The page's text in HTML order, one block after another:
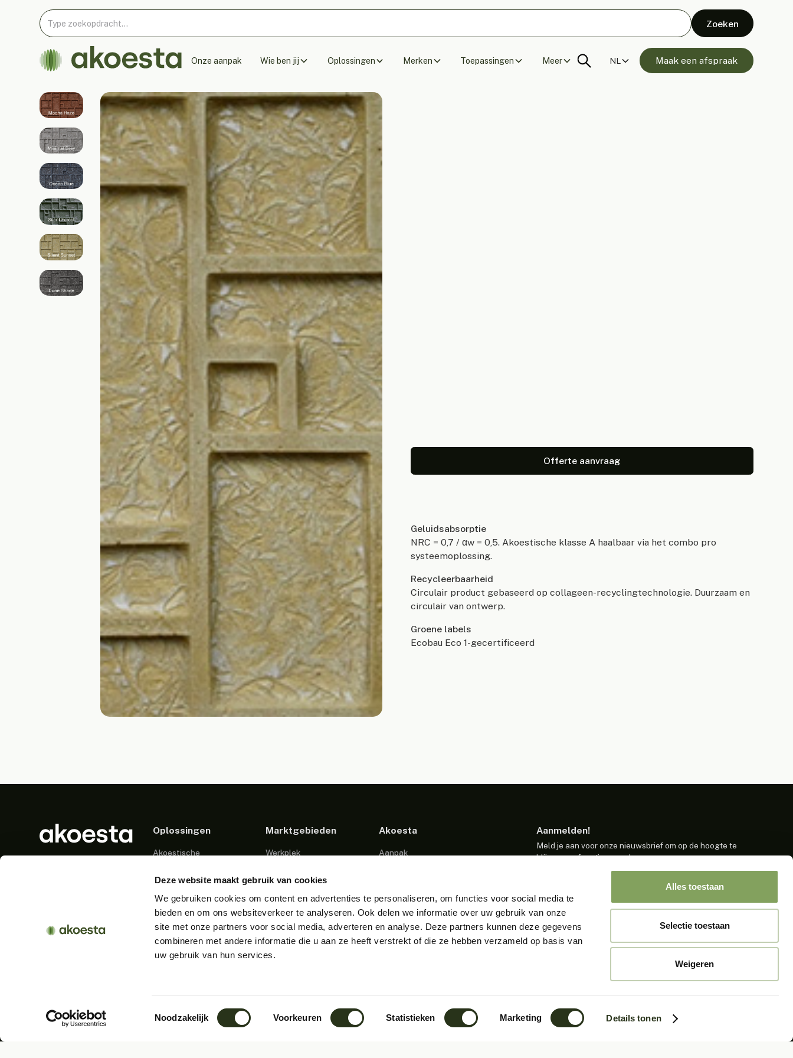
Deze website maakt gebruik van cookies
We gebruiken cookies om content en advertenties te personaliseren, om functies voor social media te
bieden en om ons websiteverkeer te analyseren. Ook delen we informatie over uw gebruik van onze
site met onze partners voor social media, adverteren en analyse. Deze partners kunnen deze gegevens
combineren met andere informatie die u aan ze heeft verstrekt of die ze hebben verzameld op basis van
uw gebruik van hun services.
Toestemmingsselectie
Noodzakelijk Voorkeuren Statistieken Marketing Details tonen
Alles toestaan
Selectie toestaan
Weigeren
Onze aanpak Wie ben jij Oplossingen Merken Toepassingen Meer NL Maak een afspraak
Offerte aanvraag
Geluidsabsorptie
NRC = 0,7 / αw = 0,5. Akoestische klasse A haalbaar via het combo pro
systeemoplossing.
Recycleerbaarheid
Circulair product gebaseerd op collageen-recyclingtechnologie. Duurzaam en
circulair van ontwerp.
Groene labels
Ecobau Eco 1-gecertificeerd
Oplossingen
Akoestische
Akoestische
Plafondpanelen
Akoestisch
Bureaupaneel
Akoestische
Scheidingswanden
Akoestisch Meubilair
Marktgebieden
Werkplek
Sporthal en Gymzaal
Zorg
Podcast Studio
Callcenters
Akoesta
Aanpak
Blog
Projecten
Contact
Aanmelden!
Meld je aan voor onze nieuwsbrief om op de hoogte te
blijven van functies en releases.
Aanmelden
Door op aanmelden te klikken bevestig je dat je akkoord
gaat met onze voorwaarden.